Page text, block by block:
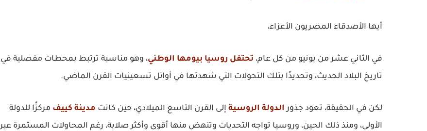
أيها الأصدقاء المصريون الأعزاء،
في الثاني عشر من يونيو من كل عام، تحتفل روسيا بيومها الوطني، وهو مناسبة ترتبط بمحطات مفصلية في
تاريخ البلاد الحديث، وتحديدًا بتلك التحولات التي شهدتها في أوائل تسعينيات القرن الماضي.
لكن في الحقيقة، تعود جذور الدولة الروسية إلى القرن التاسع الميلادي، حين كانت مدينة كييف مركزًا للدولة
الأولى، ومنذ ذلك الحين، وروسيا تواجه التحديات وتنهض منها أقوى وأكثر صلابة، رغم المحاولات المستمرة عبر